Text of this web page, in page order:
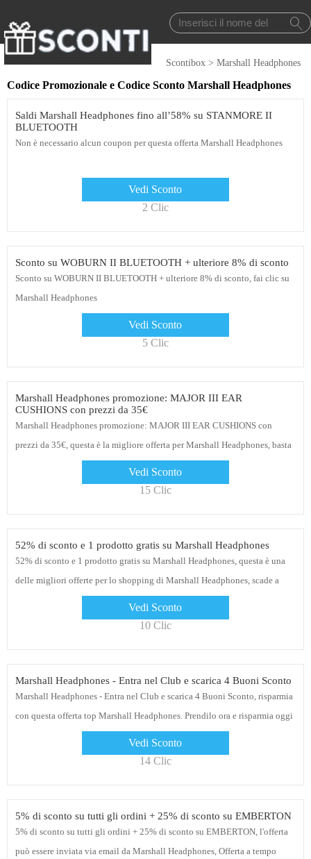
Scontibox > Marshall Headphones
Codice Promozionale e Codice Sconto Marshall Headphones
Saldi Marshall Headphones fino all’58% su STANMORE II
BLUETOOTH
Non è necessario alcun coupon per questa offerta Marshall Headphones
Vedi Sconto
2 Clic
Sconto su WOBURN II BLUETOOTH + ulteriore 8% di sconto
Sconto su WOBURN II BLUETOOTH + ulteriore 8% di sconto, fai clic su
Marshall Headphones
Vedi Sconto
5 Clic
Marshall Headphones promozione: MAJOR III EAR
CUSHIONS con prezzi da 35€
Marshall Headphones promozione: MAJOR III EAR CUSHIONS con
prezzi da 35€, questa è la migliore offerta per Marshall Headphones, basta
prodotti attuali. E già che ci sei, iscriviti alla newsletter per ricevere avvisi
Vedi Sconto
15 Clic
52% di sconto e 1 prodotto gratis su Marshall Headphones
52% di sconto e 1 prodotto gratis su Marshall Headphones, questa è una
delle migliori offerte per lo shopping di Marshall Headphones, scade a
Vedi Sconto
10 Clic
Marshall Headphones - Entra nel Club e scarica 4 Buoni Sconto
Marshall Headphones - Entra nel Club e scarica 4 Buoni Sconto, risparmia
con questa offerta top Marshall Headphones. Prendilo ora e risparmia oggi
Vedi Sconto
14 Clic
5% di sconto su tutti gli ordini + 25% di sconto su EMBERTON
5% di sconto su tutti gli ordini + 25% di sconto su EMBERTON, l'offerta
può essere inviata via email da Marshall Headphones, Offerta a tempo